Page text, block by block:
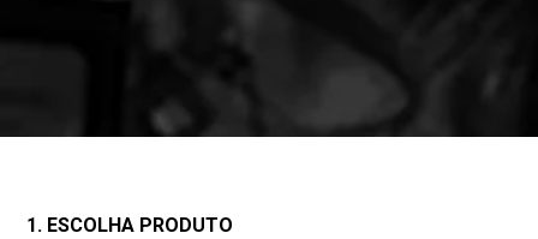
1. ESCOLHA PRODUTO